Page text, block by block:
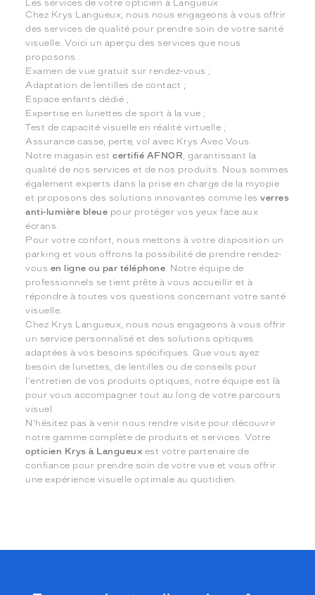
Les services de votre opticien à Langueux
Chez Krys Langueux, nous nous engageons à vous offrir
des services de qualité pour prendre soin de votre santé
visuelle. Voici un aperçu des services que nous
proposons :
Examen de vue gratuit sur rendez-vous ;
Adaptation de lentilles de contact ;
Espace enfants dédié ;
Expertise en lunettes de sport à la vue ;
Test de capacité visuelle en réalité virtuelle ;
Assurance casse, perte, vol avec Krys Avec Vous.
Notre magasin estcertifié AFNOR, garantissant la
qualité de nos services et de nos produits. Nous sommes
également experts dans la prise en charge de la myopie
et proposons des solutions innovantes comme lesverres
anti-lumière bleue pour protéger vos yeux face aux
écrans.
Pour votre confort, nous mettons à votre disposition un
parking et vous offrons la possibilité de prendre rendez-
vous en ligne ou par téléphone. Notre équipe de
professionnels se tient prête à vous accueillir et à
répondre à toutes vos questions concernant votre santé
visuelle.
Chez Krys Langueux, nous nous engageons à vous offrir
un service personnalisé et des solutions optiques
adaptées à vos besoins spécifiques. Que vous ayez
besoin de lunettes, de lentilles ou de conseils pour
l'entretien de vos produits optiques, notre équipe est là
pour vous accompagner tout au long de votre parcours
visuel.
N'hésitez pas à venir nous rendre visite pour découvrir
notre gamme complète de produits et services. Votre
opticien Krys à Langueux est votre partenaire de
confiance pour prendre soin de votre vue et vous offrir
une expérience visuelle optimale au quotidien.